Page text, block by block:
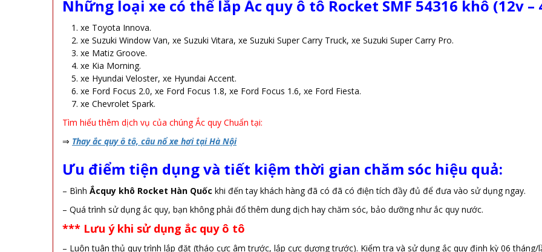
Những loại xe có thể lắp Ắc quy ô tô Rocket SMF 54316 khô (12v –
xe Toyota Innova.
xe Suzuki Window Van, xe Suzuki Vitara, xe Suzuki Super Carry Truck, xe Suzuki Super Carry Pro.
xe Matiz Groove.
xe Kia Morning.
xe Hyundai Veloster, xe Hyundai Accent.
xe Ford Focus 2.0, xe Ford Focus 1.8, xe Ford Focus 1.6, xe Ford Fiesta.
xe Chevrolet Spark.
Tìm hiểu thêm dịch vụ của chúng Ắc quy Chuẩn tại:
⇒ Thay ắc quy ô tô, câu nổ xe hơi tại Hà Nội
Ưu điểm tiện dụng và tiết kiệm thời gian chăm sóc hiệu quả:
– Bình Ắcquy khô Rocket Hàn Quốc khi đến tay khách hàng đã có đã có điện tích đầy đủ để đưa vào sử dụng ngay.
– Quá trình sử dụng ắc quy, bạn không phải đổ thêm dung dịch hay chăm sóc, bảo dưỡng như ắc quy nước.
*** Lưu ý khi sử dụng ắc quy ô tô
– Luôn tuân thủ quy trình lắp đặt (tháo cực âm trước, lắp cực dương trước). Kiểm tra và sử dụng ắc quy định kỳ 06 tháng/